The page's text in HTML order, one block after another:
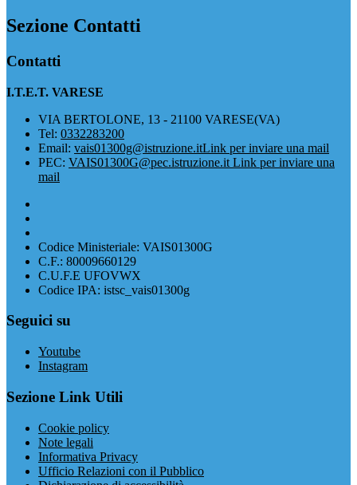
Sezione Contatti
Contatti
I.T.E.T. VARESE
VIA BERTOLONE, 13 - 21100 VARESE(VA)
Tel: 0332283200
Email: vais01300g@istruzione.itLink per inviare una mail
PEC: VAIS01300G@pec.istruzione.it Link per inviare una
mail
Codice Ministeriale: VAIS01300G
C.F.: 80009660129
C.U.F.E UFOVWX
Codice IPA: istsc_vais01300g
Seguici su
Youtube
Instagram
Sezione Link Utili
Cookie policy
Note legali
Informativa Privacy
Ufficio Relazioni con il Pubblico